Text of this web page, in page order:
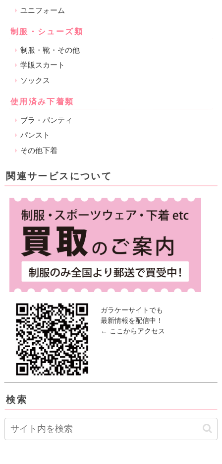
ユニフォーム
制服・シューズ類
制服・靴・その他
学販スカート
ソックス
使用済み下着類
ブラ・パンティ
パンスト
その他下着
関連サービスについて
ガラケーサイトでも
最新情報を配信中！
← ここからアクセス
検索